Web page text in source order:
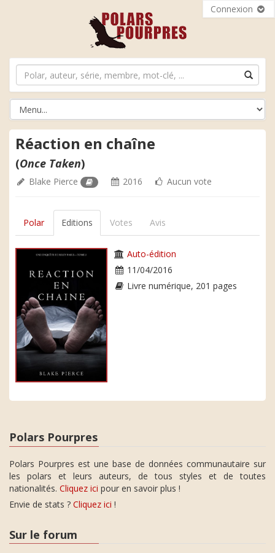
Connexion
Réaction en chaîne
(Once Taken)
Blake Pierce 2016 Aucun vote
Polar Editions Votes Avis
Auto-édition
11/04/2016
Livre numérique, 201 pages
Polars Pourpres
Polars Pourpres est une base de données communautaire sur
les polars et leurs auteurs, de tous styles et de toutes
nationalités. Cliquez ici pour en savoir plus !
Envie de stats ? Cliquez ici !
Sur le forum